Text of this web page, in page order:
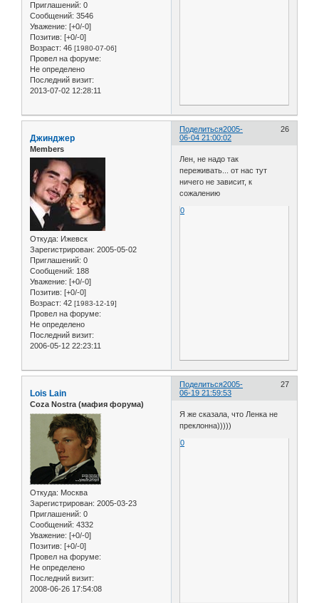
Приглашений: 0
Сообщений: 3546
Уважение: [+0/-0]
Позитив: [+0/-0]
Возраст: 46 [1980-07-06]
Провел на форуме:
Не определено
Последний визит:
2013-07-02 12:28:11
Поделиться 26
2005-
06-04 21:00:02
Джинджер
Members
Откуда: Ижевск
Зарегистрирован: 2005-05-02
Приглашений: 0
Сообщений: 188
Уважение: [+0/-0]
Позитив: [+0/-0]
Возраст: 42 [1983-12-19]
Провел на форуме:
Не определено
Последний визит:
2006-05-12 22:23:11
Лен, не надо так
переживать... от нас тут
ничего не зависит, к
сожалению
0
Поделиться 27
2005-
06-19 21:59:53
Lois Lain
Coza Nostra (мафия форума)
Откуда: Москва
Зарегистрирован: 2005-03-23
Приглашений: 0
Сообщений: 4332
Уважение: [+0/-0]
Позитив: [+0/-0]
Провел на форуме:
Не определено
Последний визит:
2008-06-26 17:54:08
Я же сказала, что Ленка не
преклонна)))))
0